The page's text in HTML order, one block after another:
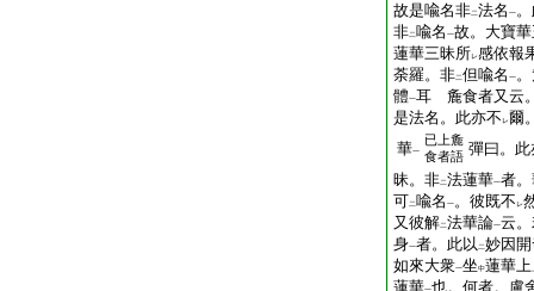
故是喩名非二法名 一
非二喩名 一故。大寶
蓮華三昧所レ感依報
荼羅。非二但喩名 一
體一耳 麁食者又云
是法名。此亦不 レ爾
華一
已上麁
食者語 彈曰。此
昧。非二法蓮華一者
可二喩名 一。彼既不 レ
又彼解二法華論一云
身一者。此以 二妙因
如來大衆一坐中蓮華上
蓮華 也。何者。盧